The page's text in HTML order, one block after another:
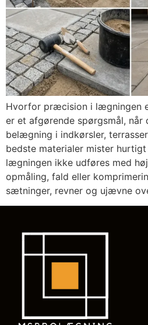
Hvorfor præcision i lægningen
er et afgørende spørgsmål,
belægning i indkørsler,
bedste materialer mister
lægningen ikke udføres med
opmåling, fald eller
sætninger, revner og ujævne